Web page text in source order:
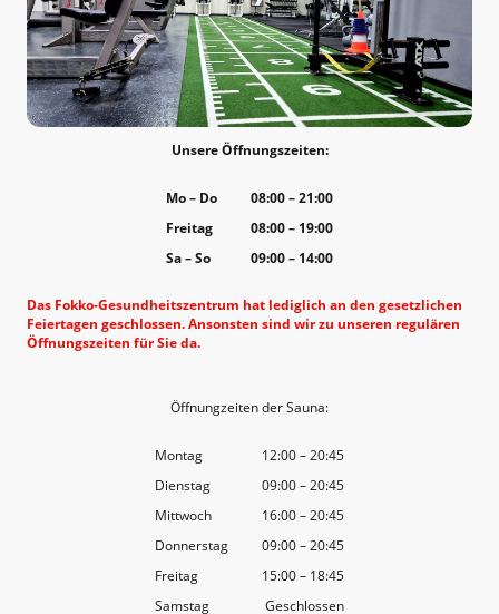
Unsere Öffnungszeiten:
Mo– Do 08:00–21:00
Freitag
08:00– 19:00
Sa–So 09:00– 14:00
Das Fokko-Gesundheitszentrum hat lediglich an den gesetzlichen
Feiertagen geschlossen. Ansonsten sind wir zu unseren regulären
Öffnungszeiten für Sie da.
Öffnungzeiten der Sauna:
Montag 12:00–20:45
Dienstag
09:00–20:45
Mittwoch
16:00–20:45
Donnerstag
09:00–20:45
Freitag
15:00– 18:45
Samstag
Geschlossen